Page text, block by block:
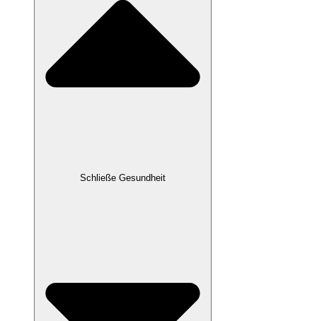
Schließe Gesundheit